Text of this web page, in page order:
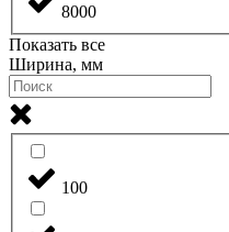
8000
Показать все
Ширина, мм
100